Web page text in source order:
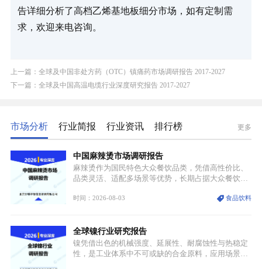
告详细分析了高档乙烯基地板细分市场，如有定制需
求，欢迎来电咨询。
上一篇：全球及中国非处方药（OTC）镇痛药市场调研报告 2017-2027
下一篇：全球及中国高温电缆行业深度研究报告 2017-2027
市场分析 行业简报 行业资讯 排行榜 更多
中国麻辣烫市场调研报告
麻辣烫作为国民特色大众餐饮品类，凭借高性价比、
品类灵活、适配多场景等优势，长期占据大众餐饮重
型，叠加消费需求升级、线上流量变革、新零售业态
特点，在消费、创业、政策、技术多重驱动下，依旧
具备强劲的发展活力。
时间：2026-08-03 食品饮料
全球镍行业研究报告
镍凭借出色的机械强度、延展性、耐腐蚀性与热稳定
性，是工业体系中不可或缺的合金原料，应用场景横